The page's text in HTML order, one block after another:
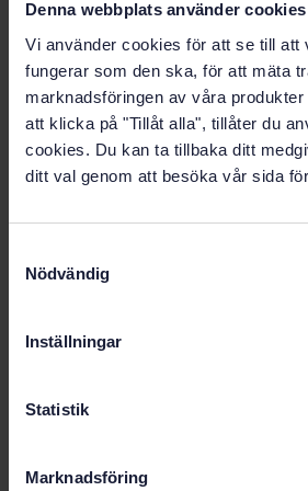
Denna webbplats använder cookies
Vi använder cookies för att se till att
fungerar som den ska, för att mäta
marknadsföringen av våra
att klicka på "Tillåt alla", tillåter du
cookies. Du kan ta tillbaka ditt
ditt val genom att besöka vår sida för
Nödvändig
Inställningar
Statistik
Marknadsföring
Köp denna standard
SVENSK STANDARD· SS-ISO
Skeppsteknik -
uppblåsbar livräddningsutrustning
IDT)
Prenumerera på
PDF